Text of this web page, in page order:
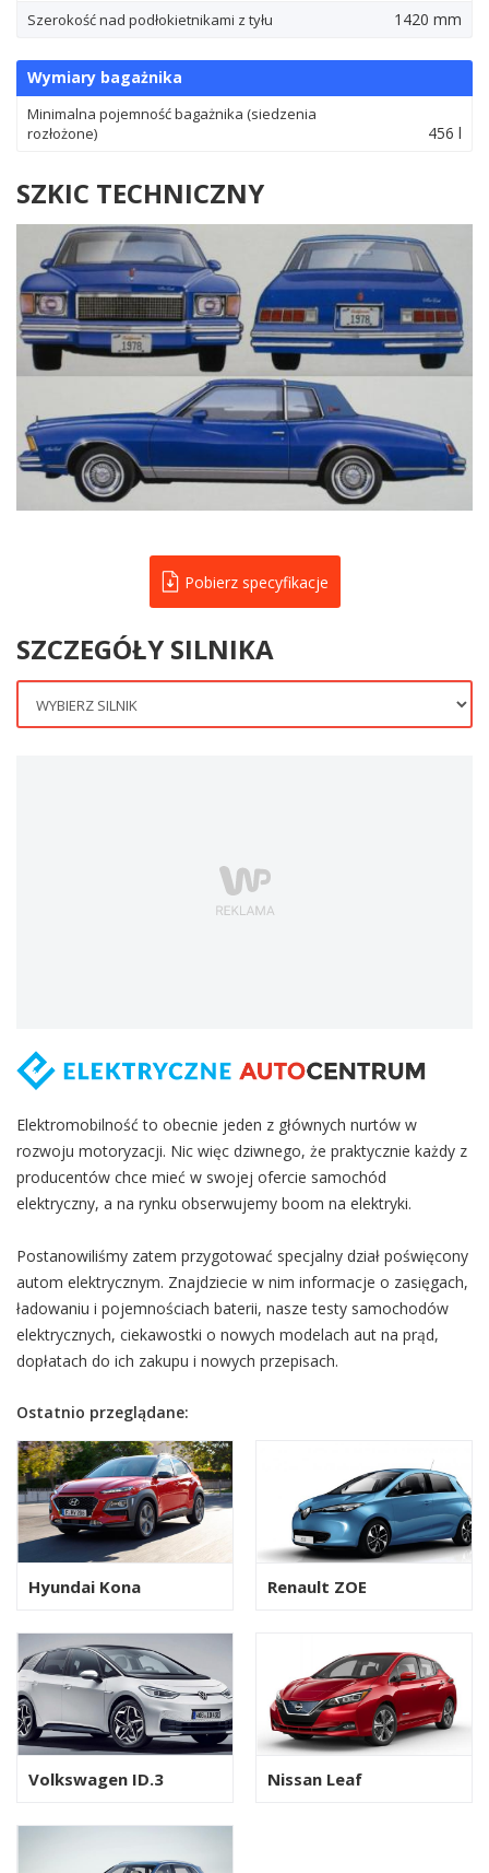
Szerokość nad podłokietnikami z tyłu 1420 mm
Wymiary bagażnika
Minimalna pojemność bagażnika (siedzenia
rozłożone)
456 l
SZKIC TECHNICZNY
Pobierz specyfikacje
SZCZEGÓŁY SILNIKA
Elektromobilność to obecnie jeden z głównych nurtów w
rozwoju motoryzacji. Nic więc dziwnego, że praktycznie każdy z
producentów chce mieć w swojej ofercie samochód
elektryczny, a na rynku obserwujemy boom na elektryki.
Postanowiliśmy zatem przygotować specjalny dział poświęcony
autom elektrycznym. Znajdziecie w nim informacje o zasięgach,
ładowaniu i pojemnościach baterii, nasze testy samochodów
elektrycznych, ciekawostki o nowych modelach aut na prąd,
dopłatach do ich zakupu i nowych przepisach.
Ostatnio przeglądane:
Hyundai Kona Renault ZOE
Volkswagen ID.3 Nissan Leaf